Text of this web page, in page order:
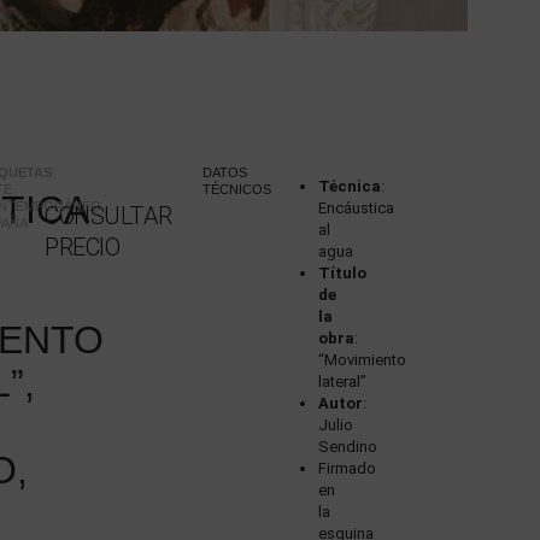
,
CONSULTAR
PRECIO
DATOS
TÉCNICOS
Técnica:
Encáustica
al
agua
Título
de
la
obra:
“Movimiento
lateral”
Autor:
Julio
Sendino
Firmado
en
la
esquina